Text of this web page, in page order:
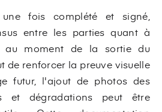
fois complété et signé,
entre les parties quant à
au moment de la sortie du
de renforcer la preuve visuelle
futur, l'ajout de photos des
et dégradations peut être